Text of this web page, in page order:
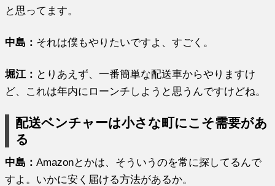
と思ってます。
中島： それは僕もやりたいですよ、すごく。
堀江 ： とりあえず、一番簡単な配送車からやりますけ
ど、これは年内にローンチしようと思うんですけどね。
配送ベンチャーは小さな町にこそ需要があ
る
中島：Amazonとかは、そういうのを常に探してるんで
すよ。いかに安く届ける方法があるか。